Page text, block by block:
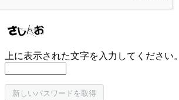
上に表示された文字を入力してください。